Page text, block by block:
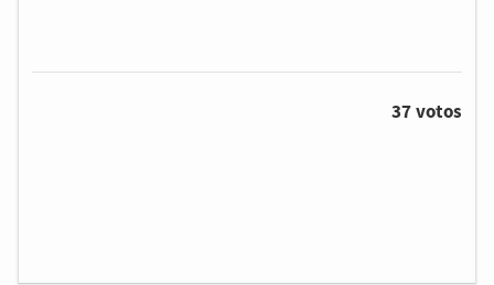
37 votos